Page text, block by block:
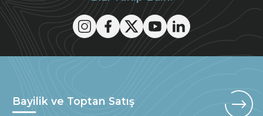
Bayilik ve Toptan Satış